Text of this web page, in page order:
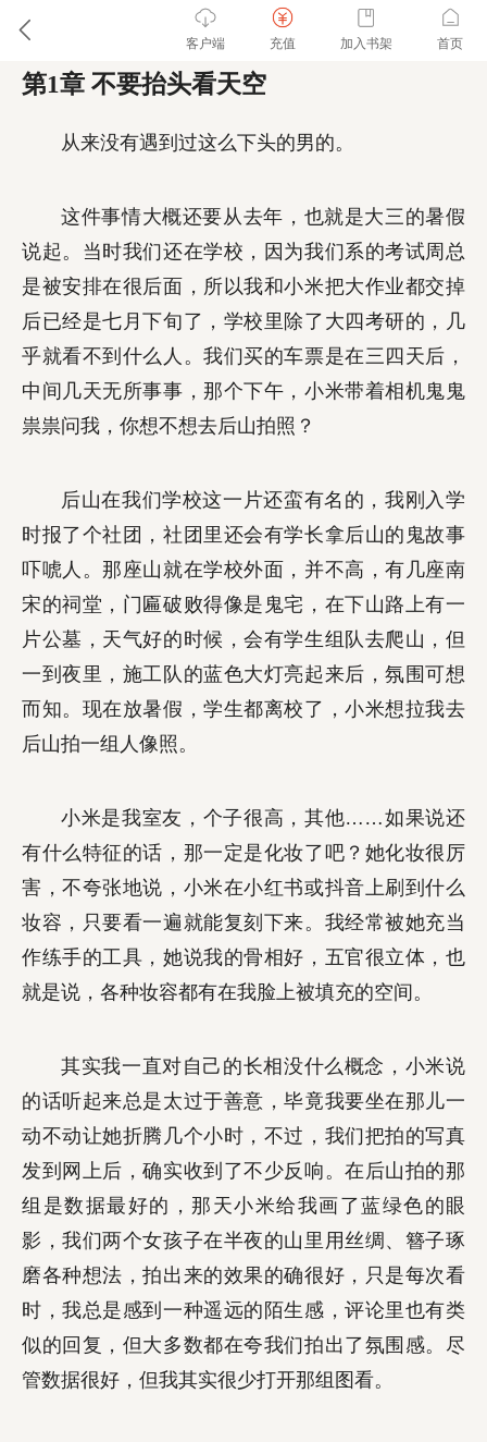
第1章 不要抬头看天空
从来没有遇到过这么下头的男的。
这件事情大概还要从去年，也就是大三的暑假
说起。当时我们还在学校，因为我们系的考试周总
是被安排在很后面，所以我和小米把大作业都交掉
后已经是七月下旬了，学校里除了大四考研的，几
乎就看不到什么人。我们买的车票是在三四天后，
中间几天无所事事，那个下午，小米带着相机鬼鬼
祟祟问我，你想不想去后山拍照？
后山在我们学校这一片还蛮有名的，我刚入学
时报了个社团，社团里还会有学长拿后山的鬼故事
吓唬人。那座山就在学校外面，并不高，有几座南
宋的祠堂，门匾破败得像是鬼宅，在下山路上有一
片公墓，天气好的时候，会有学生组队去爬山，但
一到夜里，施工队的蓝色大灯亮起来后，氛围可想
而知。现在放暑假，学生都离校了，小米想拉我去
后山拍一组人像照。
小米是我室友，个子很高，其他……如果说还
有什么特征的话，那一定是化妆了吧？她化妆很厉
害，不夸张地说，小米在小红书或抖音上刷到什么
妆容，只要看一遍就能复刻下来。我经常被她充当
作练手的工具，她说我的骨相好，五官很立体，也
就是说，各种妆容都有在我脸上被填充的空间。
其实我一直对自己的长相没什么概念，小米说
的话听起来总是太过于善意，毕竟我要坐在那儿一
动不动让她折腾几个小时，不过，我们把拍的写真
发到网上后，确实收到了不少反响。在后山拍的那
组是数据最好的，那天小米给我画了蓝绿色的眼
影，我们两个女孩子在半夜的山里用丝绸、簪子琢
磨各种想法，拍出来的效果的确很好，只是每次看
时，我总是感到一种遥远的陌生感，评论里也有类
似的回复，但大多数都在夸我们拍出了氛围感。尽
管数据很好，但我其实很少打开那组图看。
客户端 充值 加入书架 首页